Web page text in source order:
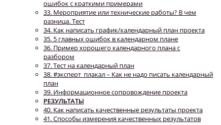
ошибок с краткими примерами
33. Мероприятие или технические работы? В чем
разница. Тест
34. Как написать график/календарный план проекта
35. 5 главных ошибок в календарном плане
36. Пример хорошего календарного плана с
разбором
37. Тест на календарный план
38. #эксперт_плакал – Как не надо писать календарный
план
39. Информационное сопровождение проекта
РЕЗУЛЬТАТЫ
40. Как написать качественные результаты проекта
41. Способы измерения качественных результатов